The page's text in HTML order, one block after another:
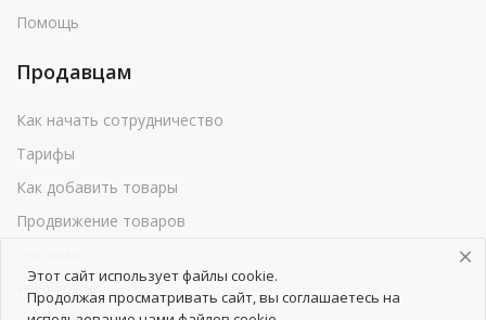
Помощь
Продавцам
Как начать сотрудничество
Тарифы
Как добавить товары
Продвижение товаров
Реквизиты
Этот сайт использует файлы cookie.
Продолжая просматривать сайт, вы соглашаетесь на